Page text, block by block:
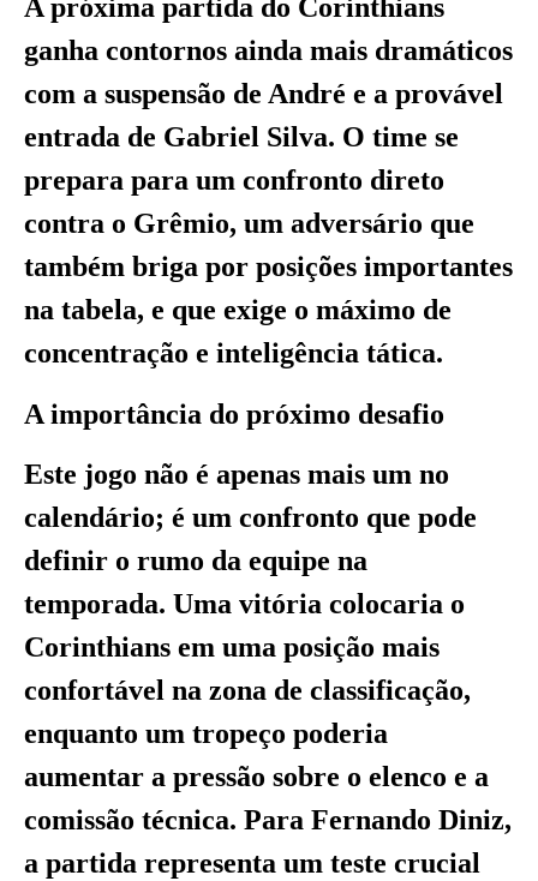
A próxima partida do Corinthians
ganha contornos ainda mais dramáticos
com a suspensão de André e a provável
entrada de Gabriel Silva. O time se
prepara para um confronto direto
contra o Grêmio, um adversário que
também briga por posições importantes
na tabela, e que exige o máximo de
concentração e inteligência tática.
A importância do próximo desafio
Este jogo não é apenas mais um no
calendário; é um confronto que pode
definir o rumo da equipe na
temporada. Uma vitória colocaria o
Corinthians em uma posição mais
confortável na zona de classificação,
enquanto um tropeço poderia
aumentar a pressão sobre o elenco e a
comissão técnica. Para Fernando Diniz,
a partida representa um teste crucial